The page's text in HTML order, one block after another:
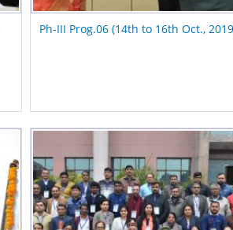
Ph-III Prog.06 (14th to 16th Oct.,